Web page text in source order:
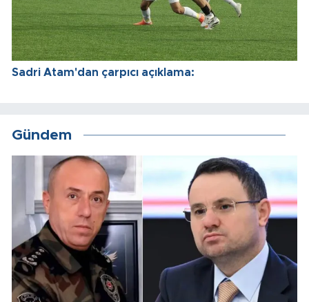
Sadri Atam'dan çarpıcı açıklama:
Gündem